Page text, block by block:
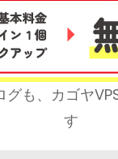
グも、カゴヤ
す